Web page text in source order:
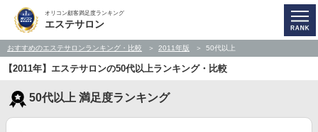
オリコン顧客満足度ランキング
エステサロン
おすすめのエステサロンランキング・比較 2011年版 50代以上
【2011年】エステサロンの50代以上ランキング・比較
50代以上 満足度ランキング